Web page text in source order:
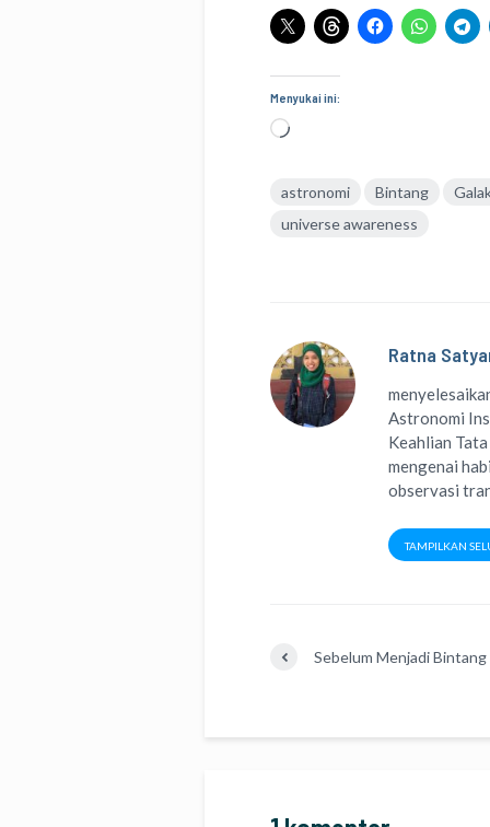
Menyukai ini:
Memuat...
astronomi Bintang
universe awareness
Ratna
Astronomi
Keahlian
mengenai
observasi
TAMPILKAN
Sebelum Menjadi